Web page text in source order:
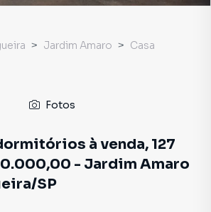
Jardim Amaro
Casa
Fotos
à venda, 127
- Jardim Amaro
SP